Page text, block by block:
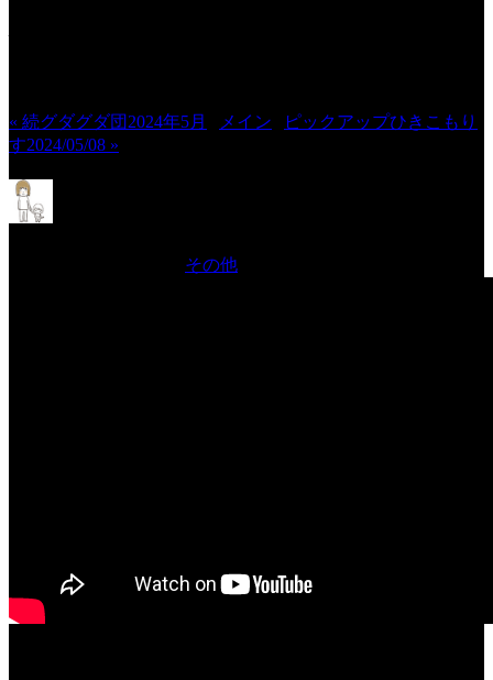
« 続グダグダ団2024年5月 メイン
ピックアップひきこもり
す2024/05/08 »
その他